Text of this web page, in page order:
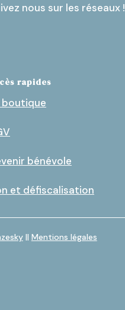
nous sur les réseaux !
rapides
boutique
bénévole
et défiscalisation
|| Mentions légales